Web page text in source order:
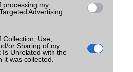
processing my
Advertising.
Use,
or Sharing of my
Is Unrelated with the
it was collected.
Van
Photo viewer/editor